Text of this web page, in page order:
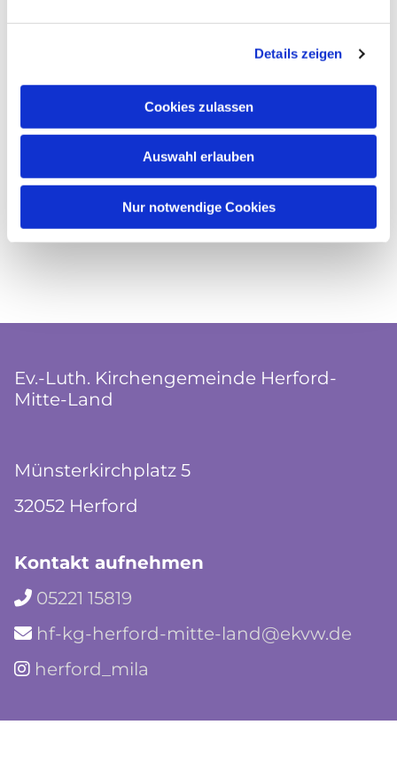
Details zeigen
Cookies zulassen
Auswahl erlauben
Nur notwendige Cookies
Ev.-Luth. Kirchengemeinde Herford-
Mitte-Land
Münsterkirchplatz 5
32052 Herford
Kontakt aufnehmen
 05221 15819
 hf-kg-herford-mitte-land@ekvw.de
 herford_mila